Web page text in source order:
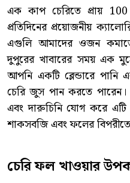
এক কাপ চেরিতে প্রায়
প্রতিদিনের প্রয়োজনীয়
এগুলি আমাদের ওজন
দুপুরের খাবারের সময় এক
আপনি একটি ব্লেন্ডারে
চেরি জুস পান করতে
এবং দারুচিনি যোগ করে এটি
শাকসবজি এবং ফলের
চেরি ফল খাওয়ার